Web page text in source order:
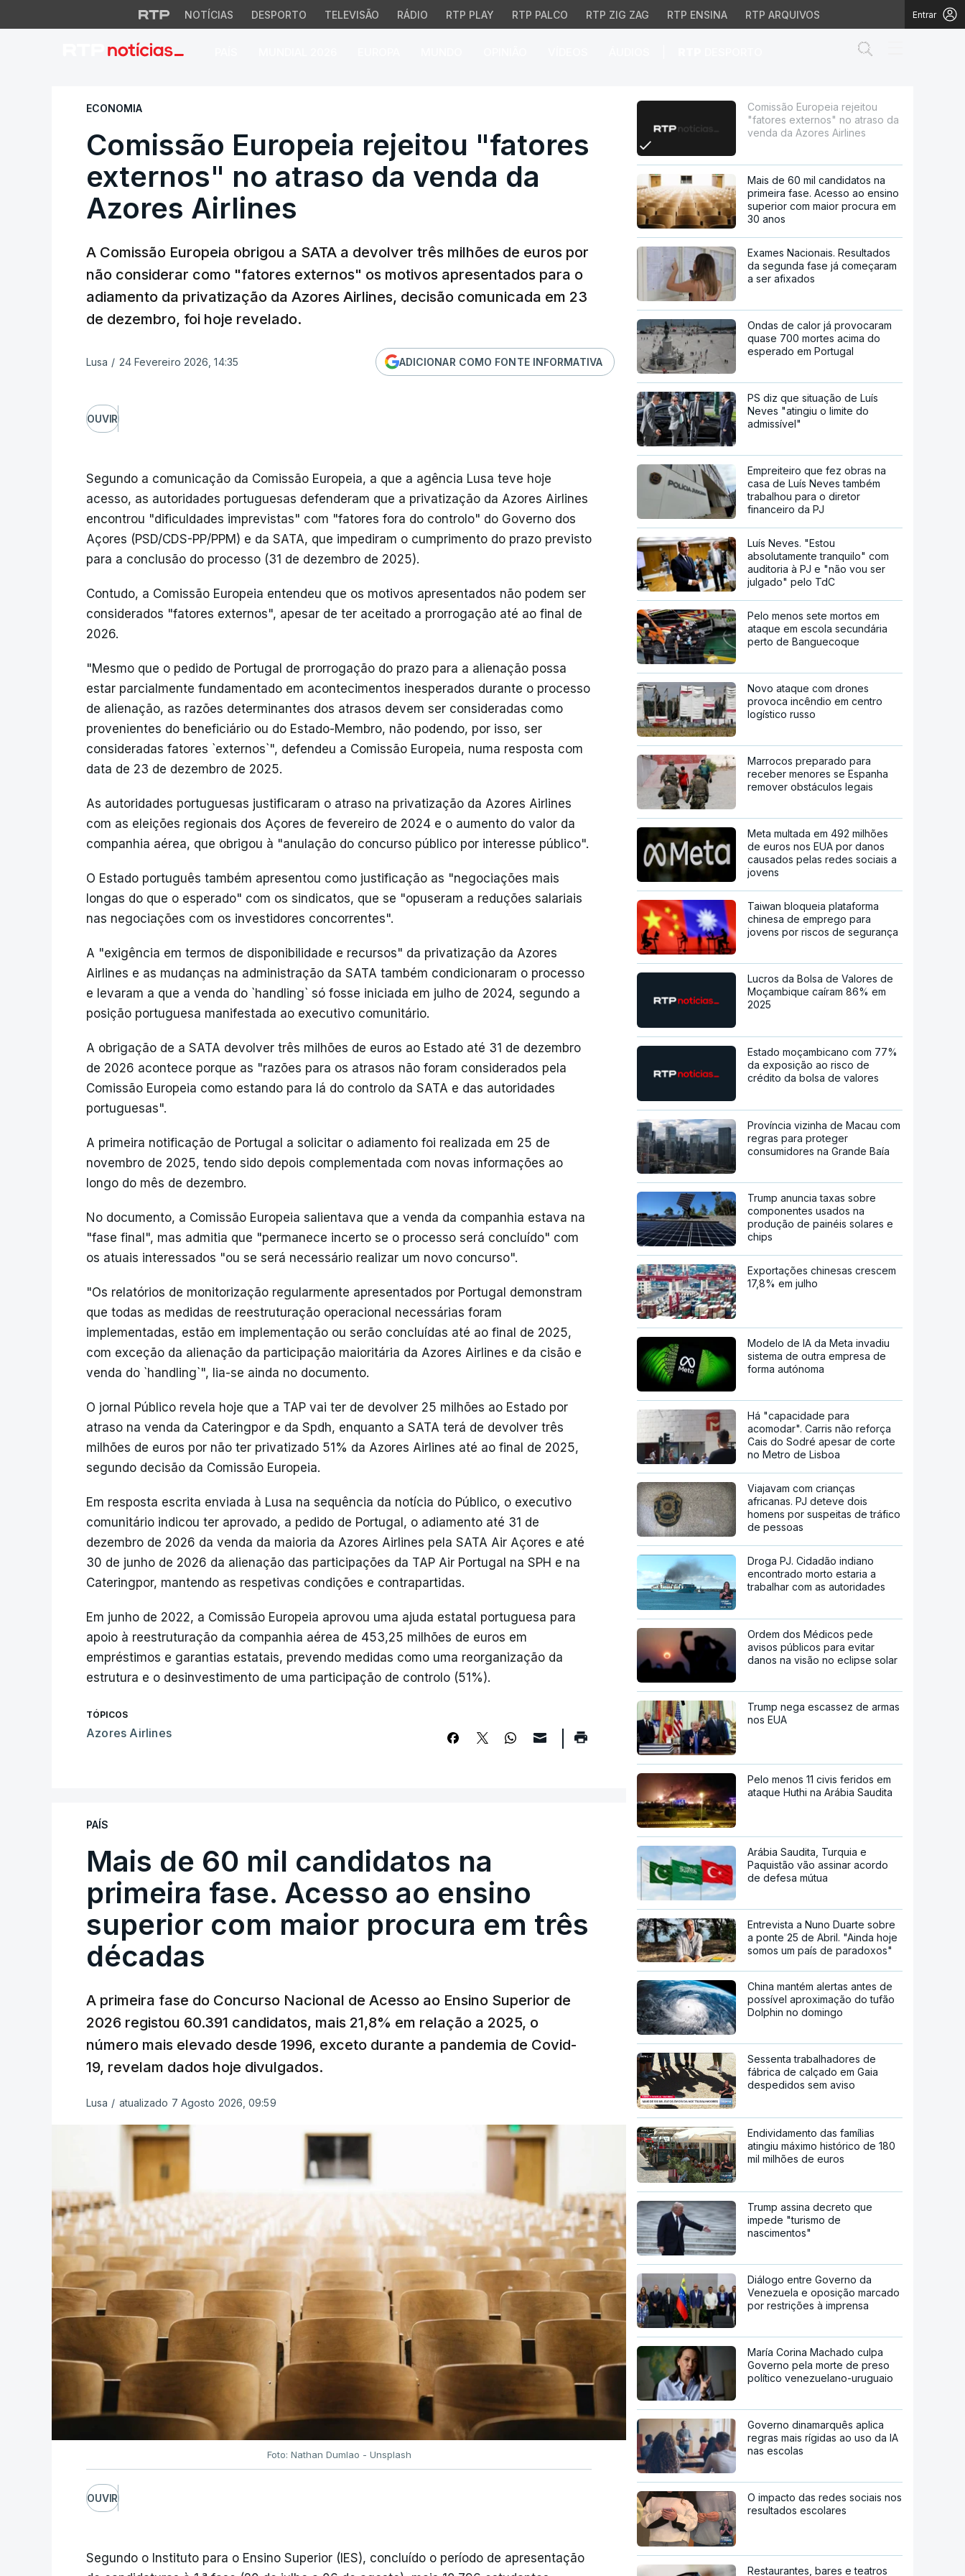
NOTÍCIAS DESPORTO TELEVISÃO RÁDIO RTP PLAY RTP PALCO RTP ZIG ZAG RTP ENSINA RTP ARQUIVOS Entrar
Comissão Europeia rejeitou "fatores externos" no atraso da
ECONOMIA
Comissão Europeia rejeitou "fatores
externos" no atraso da venda da
Azores Airlines
A Comissão Europeia obrigou a SATA a devolver três milhões de euros por
não considerar como "fatores externos" os motivos apresentados para o
adiamento da privatização da Azores Airlines, decisão comunicada em 23
de dezembro, foi hoje revelado.
Lusa / 24 Fevereiro 2026, 14:35 ADICIONAR COMO FONTE INFORMATIVA
OUVIR
Segundo a comunicação da Comissão Europeia, a que a agência Lusa teve hoje
acesso, as autoridades portuguesas defenderam que a privatização da Azores Airlines
encontrou "dificuldades imprevistas" com "fatores fora do controlo" do Governo dos
Açores (PSD/CDS-PP/PPM) e da SATA, que impediram o cumprimento do prazo previsto
para a conclusão do processo (31 de dezembro de 2025).
Contudo, a Comissão Europeia entendeu que os motivos apresentados não podem ser
considerados "fatores externos", apesar de ter aceitado a prorrogação até ao final de
2026.
"Mesmo que o pedido de Portugal de prorrogação do prazo para a alienação possa
estar parcialmente fundamentado em acontecimentos inesperados durante o processo
de alienação, as razões determinantes dos atrasos devem ser consideradas como
provenientes do beneficiário ou do Estado-Membro, não podendo, por isso, ser
consideradas fatores `externos`", defendeu a Comissão Europeia, numa resposta com
data de 23 de dezembro de 2025.
As autoridades portuguesas justificaram o atraso na privatização da Azores Airlines
com as eleições regionais dos Açores de fevereiro de 2024 e o aumento do valor da
companhia aérea, que obrigou à "anulação do concurso público por interesse público".
O Estado português também apresentou como justificação as "negociações mais
longas do que o esperado" com os sindicatos, que se "opuseram a reduções salariais
nas negociações com os investidores concorrentes".
A "exigência em termos de disponibilidade e recursos" da privatização da Azores
Airlines e as mudanças na administração da SATA também condicionaram o processo
e levaram a que a venda do `handling` só fosse iniciada em julho de 2024, segundo a
posição portuguesa manifestada ao executivo comunitário.
A obrigação de a SATA devolver três milhões de euros ao Estado até 31 de dezembro
de 2026 acontece porque as "razões para os atrasos não foram considerados pela
Comissão Europeia como estando para lá do controlo da SATA e das autoridades
portuguesas".
A primeira notificação de Portugal a solicitar o adiamento foi realizada em 25 de
novembro de 2025, tendo sido depois complementada com novas informações ao
longo do mês de dezembro.
No documento, a Comissão Europeia salientava que a venda da companhia estava na
"fase final", mas admitia que "permanece incerto se o processo será concluído" com
os atuais interessados "ou se será necessário realizar um novo concurso".
"Os relatórios de monitorização regularmente apresentados por Portugal demonstram
que todas as medidas de reestruturação operacional necessárias foram
implementadas, estão em implementação ou serão concluídas até ao final de 2025,
com exceção da alienação da participação maioritária da Azores Airlines e da cisão e
venda do `handling`", lia-se ainda no documento.
O jornal Público revela hoje que a TAP vai ter de devolver 25 milhões ao Estado por
atraso na venda da Cateringpor e da Spdh, enquanto a SATA terá de devolver três
milhões de euros por não ter privatizado 51% da Azores Airlines até ao final de 2025,
segundo decisão da Comissão Europeia.
Em resposta escrita enviada à Lusa na sequência da notícia do Público, o executivo
comunitário indicou ter aprovado, a pedido de Portugal, o adiamento até 31 de
dezembro de 2026 da venda da maioria da Azores Airlines pela SATA Air Açores e até
30 de junho de 2026 da alienação das participações da TAP Air Portugal na SPH e na
Cateringpor, mantendo as respetivas condições e contrapartidas.
Em junho de 2022, a Comissão Europeia aprovou uma ajuda estatal portuguesa para
apoio à reestruturação da companhia aérea de 453,25 milhões de euros em
empréstimos e garantias estatais, prevendo medidas como uma reorganização da
estrutura e o desinvestimento de uma participação de controlo (51%).
TÓPICOS
Azores Airlines
PAÍS
Mais de 60 mil candidatos na
primeira fase. Acesso ao ensino
superior com maior procura em três
décadas
A primeira fase do Concurso Nacional de Acesso ao Ensino Superior de
2026 registou 60.391 candidatos, mais 21,8% em relação a 2025, o
número mais elevado desde 1996, exceto durante a pandemia de Covid-
19, revelam dados hoje divulgados.
Lusa / atualizado 7 Agosto 2026, 09:59
Foto: Nathan Dumlao - Unsplash
OUVIR
Segundo o Instituto para o Ensino Superior (IES), concluído o período de apresentação
Comissão Europeia rejeitou
"fatores externos" no atraso da
venda da Azores Airlines
Mais de 60 mil candidatos na
primeira fase. Acesso ao ensino
superior com maior procura em
30 anos
Exames Nacionais. Resultados
da segunda fase já começaram
a ser afixados
Ondas de calor já provocaram
quase 700 mortes acima do
esperado em Portugal
PS diz que situação de Luís
Neves "atingiu o limite do
admissível"
Empreiteiro que fez obras na
casa de Luís Neves também
trabalhou para o diretor
financeiro da PJ
Luís Neves. "Estou
absolutamente tranquilo" com
auditoria à PJ e "não vou ser
julgado" pelo TdC
Pelo menos sete mortos em
ataque em escola secundária
perto de Banguecoque
Novo ataque com drones
provoca incêndio em centro
logístico russo
Marrocos preparado para
receber menores se Espanha
remover obstáculos legais
Meta multada em 492 milhões
de euros nos EUA por danos
causados pelas redes sociais a
jovens
Taiwan bloqueia plataforma
chinesa de emprego para
jovens por riscos de segurança
Lucros da Bolsa de Valores de
Moçambique caíram 86% em
2025
Estado moçambicano com 77%
da exposição ao risco de
crédito da bolsa de valores
Província vizinha de Macau com
regras para proteger
consumidores na Grande Baía
Trump anuncia taxas sobre
componentes usados na
produção de painéis solares e
chips
Exportações chinesas crescem
17,8% em julho
Modelo de IA da Meta invadiu
sistema de outra empresa de
forma autónoma
Há "capacidade para
acomodar". Carris não reforça
Cais do Sodré apesar de corte
no Metro de Lisboa
Viajavam com crianças
africanas. PJ deteve dois
homens por suspeitas de tráfico
de pessoas
Droga PJ. Cidadão indiano
encontrado morto estaria a
trabalhar com as autoridades
Ordem dos Médicos pede
avisos públicos para evitar
danos na visão no eclipse solar
Trump nega escassez de armas
nos EUA
Pelo menos 11 civis feridos em
ataque Huthi na Arábia Saudita
Arábia Saudita, Turquia e
Paquistão vão assinar acordo
de defesa mútua
Entrevista a Nuno Duarte sobre
a ponte 25 de Abril. "Ainda hoje
somos um país de paradoxos"
China mantém alertas antes de
possível aproximação do tufão
Dolphin no domingo
Sessenta trabalhadores de
fábrica de calçado em Gaia
despedidos sem aviso
Endividamento das famílias
atingiu máximo histórico de 180
mil milhões de euros
Trump assina decreto que
impede "turismo de
nascimentos"
Diálogo entre Governo da
Venezuela e oposição marcado
por restrições à imprensa
María Corina Machado culpa
Governo pela morte de preso
político venezuelano-uruguaio
Governo dinamarquês aplica
regras mais rígidas ao uso da IA
nas escolas
O impacto das redes sociais nos
resultados escolares
Restaurantes, bares e teatros